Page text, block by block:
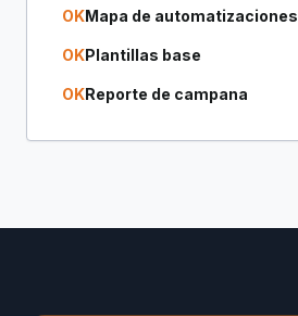
OKMapa de automatizaciones
OKPlantillas base
OKReporte de campana